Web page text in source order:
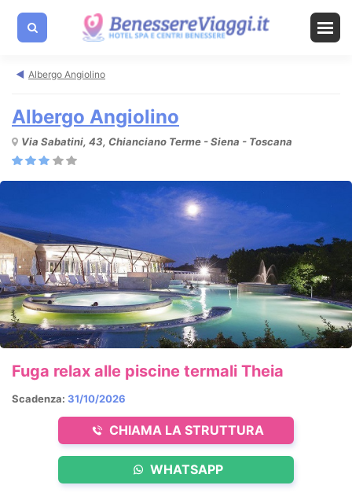
Albergo Angiolino
Albergo Angiolino
Via Sabatini, 43, Chianciano Terme - Siena - Toscana
CHIAMA LA STRUTTURA
WHATSAPP
Scadenza: 31/10/2026
Fuga relax alle piscine termali Theia